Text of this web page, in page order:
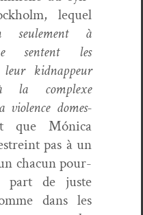
lequel
seule­ment à
sen­tent les
leur kid­nappeur
la com­plexe
vio­lence domes­
que Móni­ca
pas à un
cha­cun pour­
part de juste
dans les